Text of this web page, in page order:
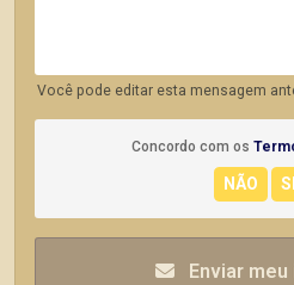
Você pode editar esta mensagem
Concordo com os
Enviar